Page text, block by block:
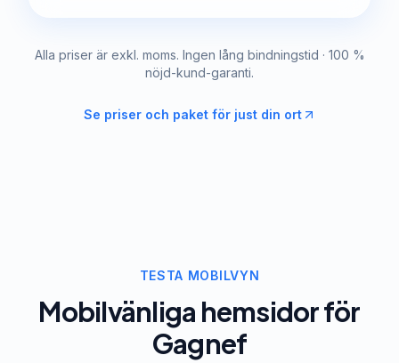
Alla priser är exkl. moms. Ingen lång bindningstid · 100 %
nöjd-kund-garanti.
Se priser och paket för just din ort
TESTA MOBILVYN
Mobilvänliga hemsidor för
Gagnef